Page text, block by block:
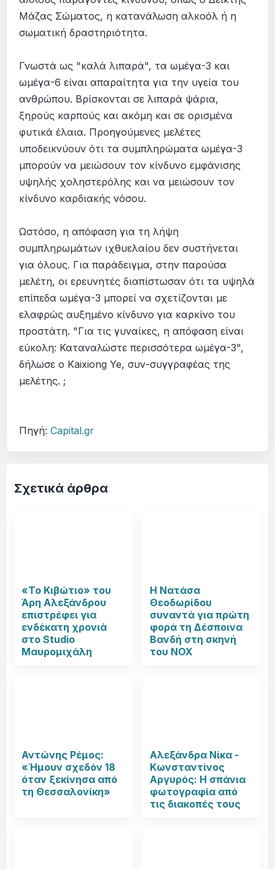
Μάζας Σώματος, η κατανάλωση αλκοόλ ή η
σωματική δραστηριότητα.
Γνωστά ως "καλά λιπαρά", τα ωμέγα-3 και
ωμέγα-6 είναι απαραίτητα για την υγεία του
ανθρώπου. Βρίσκονται σε λιπαρά ψάρια,
ξηρούς καρπούς και ακόμη και σε ορισμένα
φυτικά έλαια. Προηγούμενες μελέτες
υποδεικνύουν ότι τα συμπληρώματα ωμέγα-3
μπορούν να μειώσουν τον κίνδυνο εμφάνισης
υψηλής χοληστερόλης και να μειώσουν τον
κίνδυνο καρδιακής νόσου.
Ωστόσο, η απόφαση για τη λήψη
συμπληρωμάτων ιχθυελαίου δεν συστήνεται
για όλους. Για παράδειγμα, στην παρούσα
μελέτη, οι ερευνητές διαπίστωσαν ότι τα υψηλά
επίπεδα ωμέγα-3 μπορεί να σχετίζονται με
ελαφρώς αυξημένο κίνδυνο για καρκίνο του
προστάτη. "Για τις γυναίκες, η απόφαση είναι
εύκολη: Καταναλώστε περισσότερα ωμέγα-3",
δήλωσε ο Kaixiong Ye, συν-συγγραφέας της
μελέτης. ;
Πηγή:Capital.gr
Σχετικά άρθρα
«Το Κιβώτιο» του
Άρη Αλεξάνδρου
επιστρέφει για
ενδέκατη χρονιά
στο Studio
Μαυρομιχάλη
Η Νατάσα
Θεοδωρίδου
συναντά για πρώτη
φορά τη Δέσποινα
Βανδή στη σκηνή
του NOX
Αντώνης Ρέμος:
«Ήμουν σχεδόν 18
όταν ξεκίνησα από
τη Θεσσαλονίκη»
Αλεξάνδρα Νίκα -
Κωνσταντίνος
Αργυρός: Η σπάνια
φωτογραφία από
τις διακοπές τους